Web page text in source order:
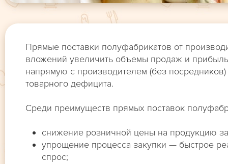
Прямые поставки полуфабрикатов от
вложений увеличить объемы продаж и
напрямую с производителем (без
товарного дефицита.
Среди преимуществ прямых поставок
снижение розничной цены на продукцию
упрощение процесса закупки — быстрое
спрос;